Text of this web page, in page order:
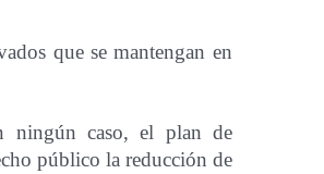
que se mantengan en
ningún caso, el plan de
público la reducción de